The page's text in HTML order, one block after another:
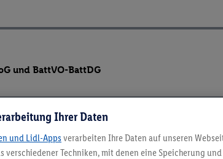
und BattVO-BattDG
Ihrer Daten
und Lidl-Apps verarbeiten Ihre Daten auf unseren
verschiedener Techniken, mit denen eine Speicherung